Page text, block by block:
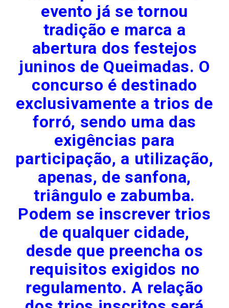
evento já se tornou
tradição e marca a
abertura dos festejos
juninos de Queimadas. O
concurso é destinado
exclusivamente a trios de
forró, sendo uma das
exigências para
participação, a utilização,
apenas, de sanfona,
triângulo e zabumba.
Podem se inscrever trios
de qualquer cidade,
desde que preencha os
requisitos exigidos no
regulamento. A relação